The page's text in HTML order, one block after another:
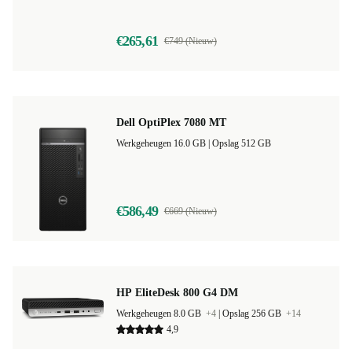
€265,61 €749 (Nieuw)
Dell OptiPlex 7080 MT
Opslag 512 GB
€586,49 €669 (Nieuw)
HP EliteDesk 800 G4 DM
Werkgeheugen 8.0 GB +4 Opslag 256 GB +14
4,9